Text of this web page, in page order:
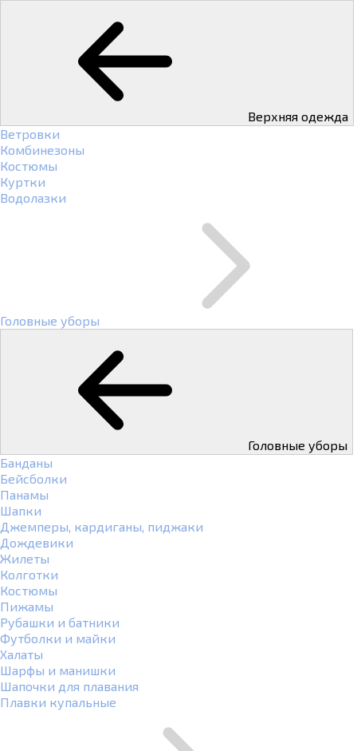
Верхняя одежда
Ветровки
Комбинезоны
Костюмы
Куртки
Водолазки
Головные уборы
Головные уборы
Банданы
Бейсболки
Панамы
Шапки
Джемперы, кардиганы, пиджаки
Дождевики
Жилеты
Колготки
Костюмы
Пижамы
Рубашки и батники
Футболки и майки
Халаты
Шарфы и манишки
Шапочки для плавания
Плавки купальные